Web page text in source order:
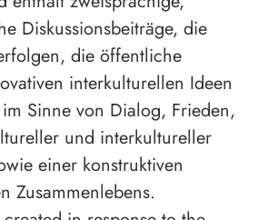
Diskussionsbeiträge, die
die öffentliche
interkulturellen Ideen
Sinne von Dialog, Frieden,
und interkultureller
einer konstruktiven
Zusammenlebens.